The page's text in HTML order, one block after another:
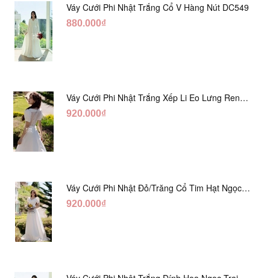
Váy Cưới Phi Nhật Trắng Cổ V Hàng Nút DC549
880.000₫
Váy Cưới Phi Nhật Trắng Xếp Li Eo Lưng Ren
DC547
920.000₫
Váy Cưới Phi Nhật Đỏ/Trăng Cổ Tim Hạt Ngọc
DC548
920.000₫